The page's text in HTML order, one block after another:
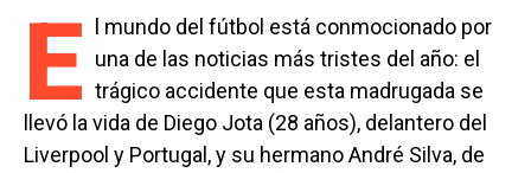
E
l mundo del fútbol está conmocionado por
una de las noticias más tristes del año: el
trágico accidente que esta madrugada se
llevó la vida de Diego Jota (28 años), delantero del
Liverpool y Portugal, y su hermano André Silva, de